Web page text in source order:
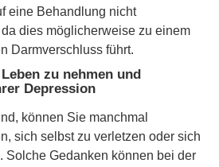
eine Behandlung nicht
dies möglicherweise zu einem
Darmverschluss führt.
zu nehmen und
Depression
können Sie manchmal
sich selbst zu verletzen oder sich
Solche Gedanken können bei der